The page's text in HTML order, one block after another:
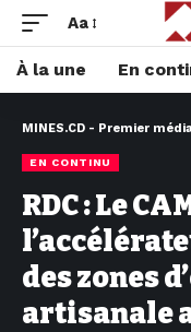
Aa
À la une En
MINES.CD - Premier
EN CONTINU
RDC : Le
des zones
artisanale